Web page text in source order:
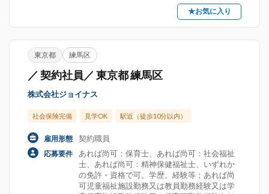
★お気に入り
東京都 練馬区
／ 契約社員／ 東京都 練馬区
株式会社ジョイナス
社会保険完備 見学OK 駅近（徒歩10分以内）
雇用形態 契約職員
応募要件
あれば尚可：保育士、あれば尚可：社会福祉
士、あれば尚可：精神保健福祉士、いずれか
の免許・資格で可。学歴。経験等：あれば尚
可児童福祉施設勤務又は教員勤務経験又は学